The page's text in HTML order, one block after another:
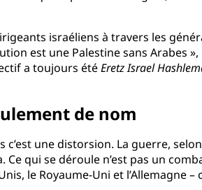
israéliens à travers les
est une Palestine sans Arabes
a toujours étéEretz Israel
de nom
c’est une distorsion. La guerre,
qui se déroule n’est pas un
le Royaume-Uni et l’Allemagne